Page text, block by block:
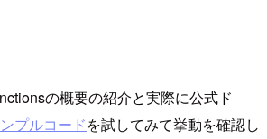
の概要の紹介と実際に公式ド
プルコードを試してみて挙動を確認し